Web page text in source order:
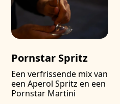
Pornstar Spritz
Een verfrissende mix van
een Aperol Spritz en een
Pornstar Martini